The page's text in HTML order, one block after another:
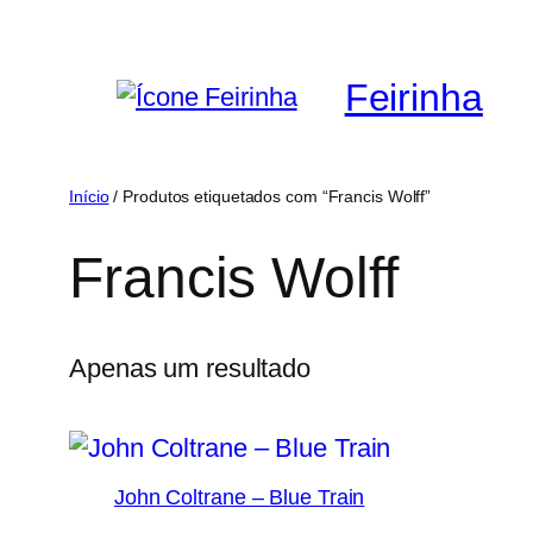
Feirinha
Início/ Produtos etiquetados com “Francis Wolff”
Francis Wolff
Apenas um resultado
John Coltrane – Blue Train